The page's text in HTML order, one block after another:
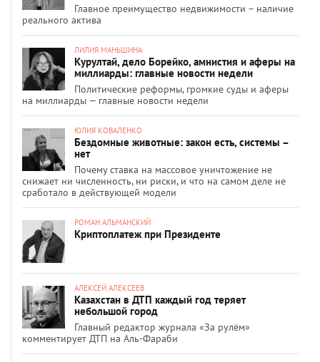
Главное преимущество недвижимости – наличие
реального актива
ЛИЛИЯ МАНЬШИНА
Курултай, дело Борейко, амнистия и аферы на
миллиарды: главные новости недели
Политические реформы, громкие суды и аферы
на миллиарды — главные новости недели
ЮЛИЯ КОВАЛЕНКО
Бездомные животные: закон есть, системы –
нет
Почему ставка на массовое уничтожение не
снижает ни численность, ни риски, и что на самом деле не
сработало в действующей модели
РОМАН АЛЬМАНСКИЙ
Криптоплатеж при Президенте
АЛЕКСЕЙ АЛЕКСЕЕВ
Казахстан в ДТП каждый год теряет
небольшой город
Главный редактор журнала «За рулём»
комментирует ДТП на Аль-Фараби